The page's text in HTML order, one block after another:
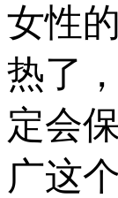
女性
热了
定会
广这